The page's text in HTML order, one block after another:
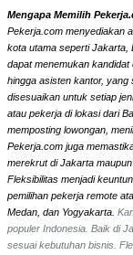
Mengapa Memilih
Pekerja.com menyediakan
kota utama seperti Jakarta,
dapat menemukan
hingga asisten kantor,
disesuaikan untuk setiap
atau pekerja di lokasi dari
memposting lowongan,
Pekerja.com juga
merekrut di Jakarta
Fleksibilitas menjadi
pemilihan pekerja remote
Medan, dan Yogyakarta.
populer Indonesia. Baik di
sesuai kebutuhan bisnis.